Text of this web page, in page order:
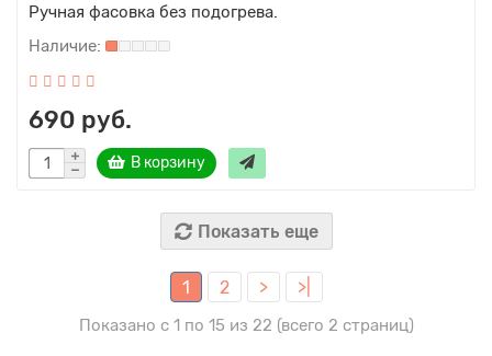
Ручная фасовка без подогрева.
690 руб.
В корзину
Показать еще
1 2 > >|
Показано с 1 по 15 из 22 (всего 2 страниц)